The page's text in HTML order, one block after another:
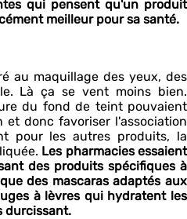
qui pensent qu'un produit
meilleur pour sa santé.
au maquillage des yeux, des
Là ça se vent moins bien.
du fond de teint pouvaient
et donc favoriser l'association
pour les autres produits, la
Les pharmacies essaient
des produits spécifiques à
des mascaras adaptés aux
à lèvres qui hydratent les
durcissant.